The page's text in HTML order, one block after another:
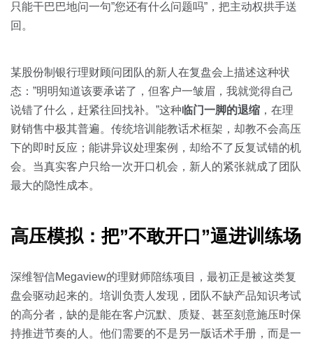
金融
按角色
销售人员
按业务场景
交易跟进
培训辅导
资源中心
全部
白皮书
销售会话智能
预约演示
只能干巴巴地问一句”您还有什么问题吗”，把主动权拱手送
回。
某股份制银行理财顾问团队的新人在复盘会上描述这种状
态：”明明知道该要承诺了，但客户一皱眉，我就觉得自己
说错了什么，赶紧往回找补。”这种临门一脚的退缩 ，在理
财销售中极其普遍。传统培训能教话术框架，却教不会高压
下的即时反应；能讲异议处理案例，却给不了反复试错的机
会。当真实客户只给一次开口机会，新人的紧张就成了团队
最大的隐性成本。
高压模拟：把”不敢开口”逼进训练场
深维智信Megaview的理财师陪练项目，最初正是被这类复
盘会驱动起来的。培训负责人发现，团队不缺产品知识考试
的高分者，缺的是能在客户沉默、质疑、甚至刻意施压时保
持推进节奏的人。他们需要的不是另一版话术手册，而是一